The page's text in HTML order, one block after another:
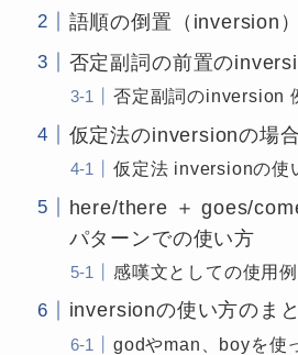
語順の倒置（inversion
否定副詞の前置の
否定副詞のinversion
仮定法のinversionの場合
仮定法 inversionの使
here/there ＋ goes/
パターンでの使い方
感嘆文としての使用例
inversionの使い方のま
godやman、boyを使